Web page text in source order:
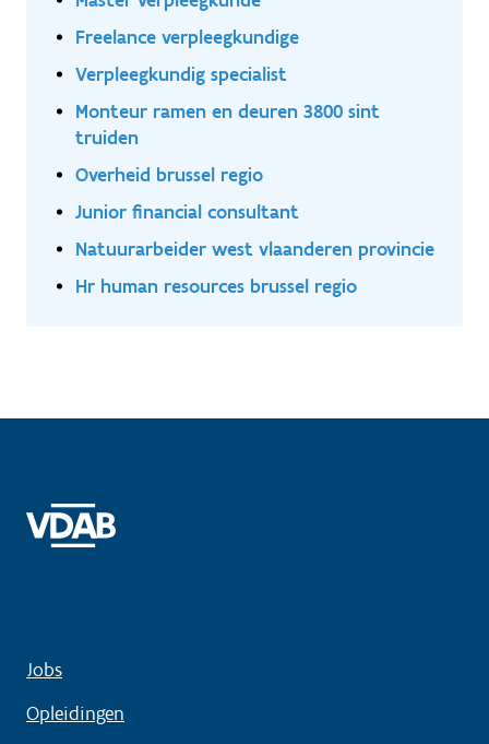
Freelance verpleegkundige
Verpleegkundig specialist
Monteur ramen en deuren 3800 sint
truiden
Overheid brussel regio
Junior financial consultant
Natuurarbeider west vlaanderen provincie
Hr human resources brussel regio
Jobs
Opleidingen